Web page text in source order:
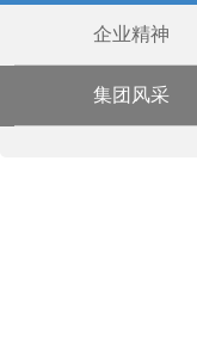
企业精神
集团风采